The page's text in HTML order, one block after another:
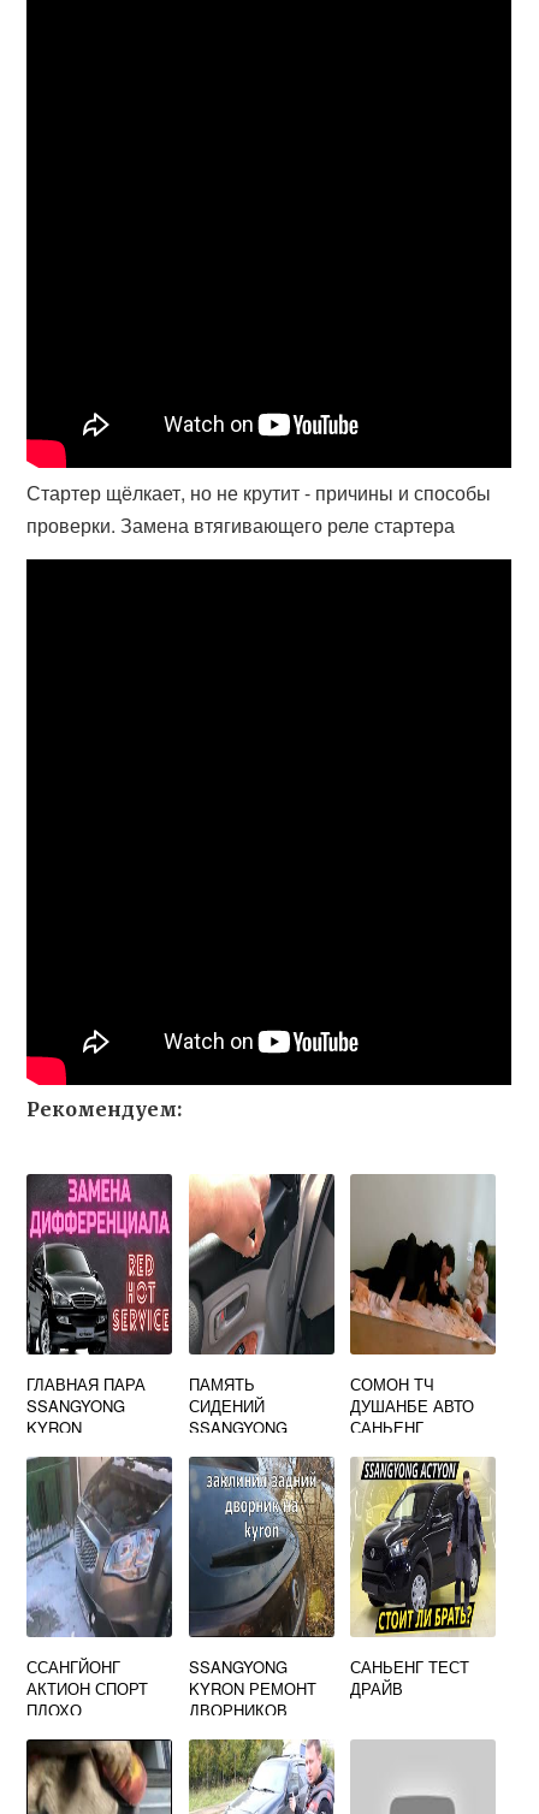
Стартер щёлкает, но не крутит - причины и способы
проверки. Замена втягивающего реле стартера
Рекомендуем:
ГЛАВНАЯ ПАРА
SSANGYONG
KYRON
ПАМЯТЬ
СИДЕНИЙ
SSANGYONG
СОМОН ТЧ
ДУШАНБЕ АВТО
САНЬЕНГ
ССАНГЙОНГ
АКТИОН СПОРТ
ПЛОХО
ХОЛОДНУЮ
SSANGYONG
KYRON РЕМОНТ
ДВОРНИКОВ
САНЬЕНГ ТЕСТ
ДРАЙВ